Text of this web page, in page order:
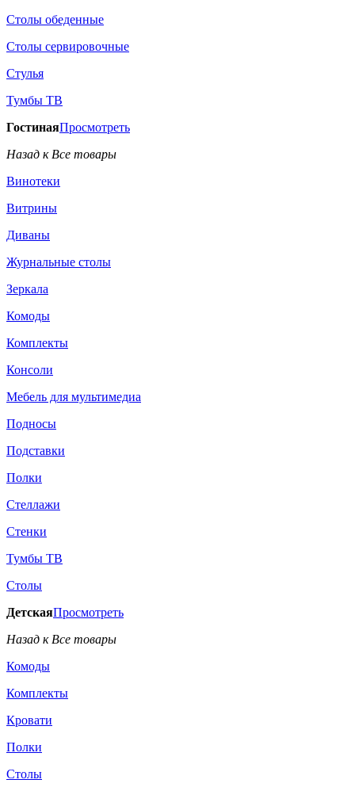
Столы обеденные
Столы сервировочные
Стулья
Тумбы ТВ
ГостинаяПросмотреть
Назад к Все товары
Винотеки
Витрины
Диваны
Журнальные столы
Зеркала
Комоды
Комплекты
Консоли
Мебель для мультимедиа
Подносы
Подставки
Полки
Стеллажи
Стенки
Тумбы ТВ
Столы
ДетскаяПросмотреть
Назад к Все товары
Комоды
Комплекты
Кровати
Полки
Столы